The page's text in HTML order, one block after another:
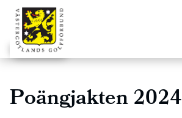
Poängjakten 2024